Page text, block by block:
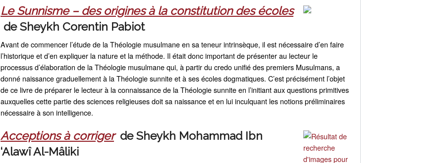
Le Sunnisme – des origines à la constitution des écoles
deSheykh Corentin Pabiot
Avant de commencer l’étude de la Théologie musulmane en sa teneur intrinsèque, il est nécessaire d’en faire
l’historique et d’en expliquer la nature et la méthode. Il était donc important de présenter au lecteur le
processus d’élaboration de la Théologie musulmane qui, à partir du credo unifié des premiers Musulmans, a
donné naissance graduellement à la Théologie sunnite et à ses écoles dogmatiques. C’est précisément l’objet
de ce livre de préparer le lecteur à la connaissance de la Théologie sunnite en l’initiant aux questions primitives
auxquelles cette partie des sciences religieuses doit sa naissance et en lui inculquant les notions préliminaires
nécessaire à son intelligence.
Acceptions à corriger de Sheykh Mohammad Ibn
‘Alawî Al-Mâliki